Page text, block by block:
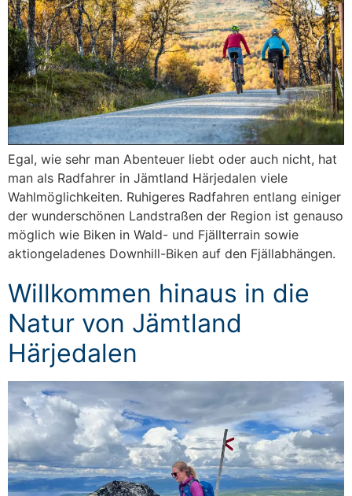
Egal, wie sehr man Abenteuer liebt oder auch nicht, hat
man als Radfahrer in Jämtland Härjedalen viele
Wahlmöglichkeiten. Ruhigeres Radfahren entlang einiger
der wunderschönen Landstraßen der Region ist genauso
möglich wie Biken in Wald- und Fjällterrain sowie
aktiongeladenes Downhill-Biken auf den Fjällabhängen.
Willkommen hinaus in die
Natur von Jämtland
Härjedalen